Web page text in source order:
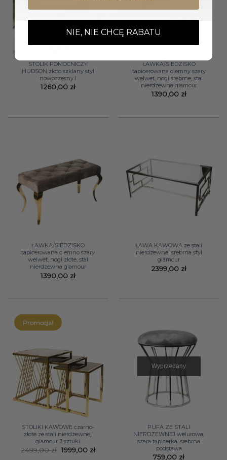
STOLIK POMOCNICZY
HUDSON złoto szklany styl
nowoczesny I
1260,00 zł
ŁAWKA/SIEDZISKO
tapicerowana ciemny szary
welwet, nogi srebrne, stal
nierdzewna glamour
1390,00 zł
ŁAWKA/SIEDZISKO
tapicerowana ciemno szary
welwet, nogi złote, stal
nierdzewna glamour
1390,00 zł
ŁAWA KAWOWA ze stali
nierdzewnej srebrna styl
glamour
2399,00 zł
Promocja!
STOLIKI KAWOWE czarno-
złote ze stali nierdzewnej
glamour 3 sztuki
2499,00zł Pierwotna
cena
1999,00 złAktualna
Wyprzedany
PUFA ZE STALI
NIERDZEWNEJ welurowa,
szara tapicerka, srebrna
podstawa
759,00 zł
NIE, NIE CHCĘ RABATU